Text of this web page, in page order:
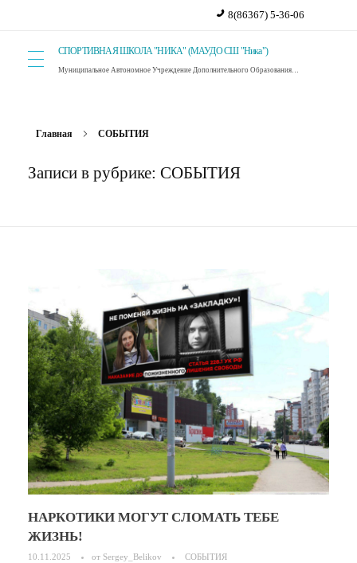
8(86367) 5-36-06
СПОРТИВНАЯ ШКОЛА "НИКА" (МАУДО СШ "Ника")
Муниципальное Автономное Учреждение Дополнительного Образования Спортивная Школа "Ника". г. Красный Сулин.
Главная СОБЫТИЯ
Записи в рубрике: СОБЫТИЯ
НАРКОТИКИ МОГУТ СЛОМАТЬ ТЕБЕ
ЖИЗНЬ!
10.11.2025 от Sergey_Belikov СОБЫТИЯ